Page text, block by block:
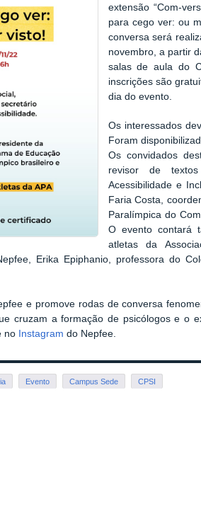
extensão “Com-
para cego ver: ou
conversa será
novembro, a partir
salas de aula do
inscrições são
dia do evento.
Os interessados
Foram
Os convidados
revisor de
Acessibilidade e
Faria Costa,
Paralímpica do
O evento contará
atletas da
Erika Epiphanio, professora do
e promove rodas de conversa
cruzam a formação de psicólogos e o
no Instagram do Nepfee.
Evento Campus Sede CPSI